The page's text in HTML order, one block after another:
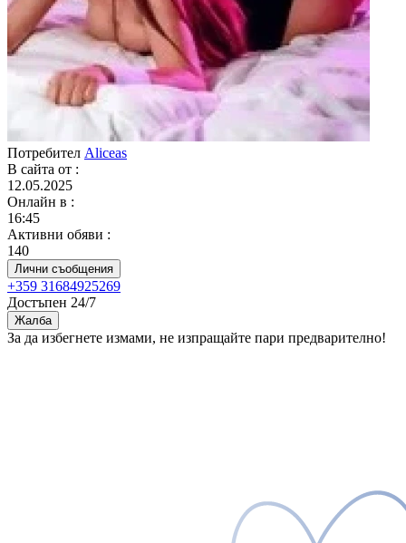
Потребител Aliceas
В сайта от :
12.05.2025
Онлайн в :
16:45
Активни обяви :
140
Лични съобщения
+359 31684925269
Достъпен 24/7
Жалба
За да избегнете измами, не изпращайте пари предварително!